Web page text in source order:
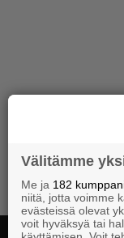
Välitämme
Me ja 182
niitä, jotta voimme
evästeissä olevat
voit hyväksyä tai